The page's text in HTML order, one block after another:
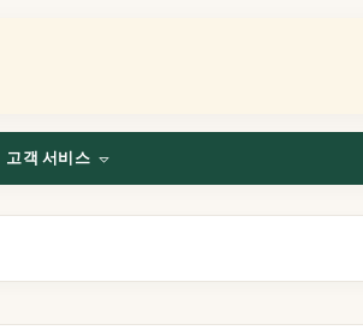
고객 서비스